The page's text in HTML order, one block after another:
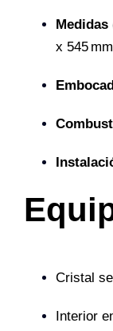
x 545 mm
Cristal
Interior